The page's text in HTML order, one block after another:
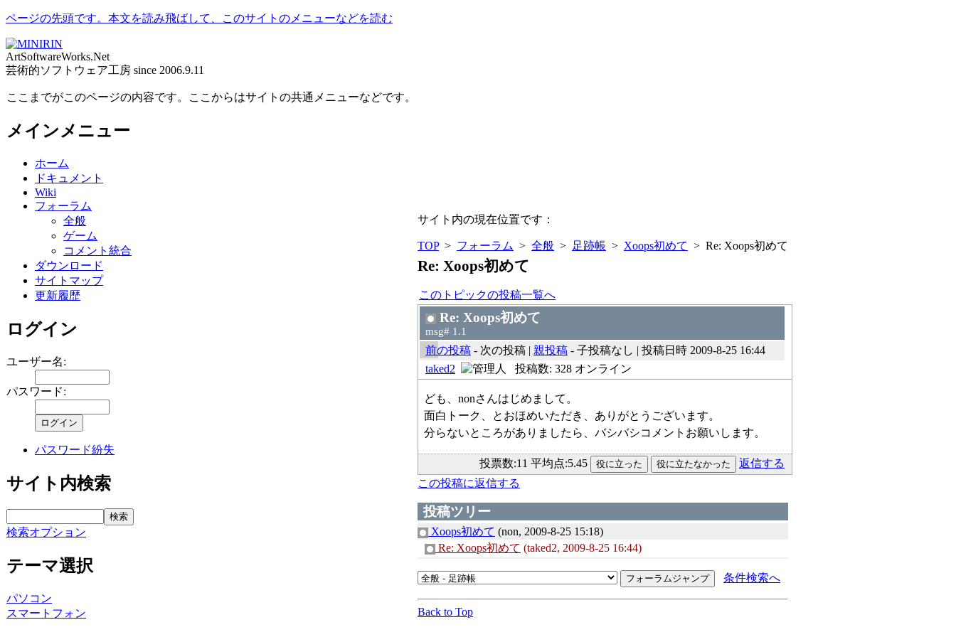
ページの先頭です。本文を読み飛ばして、このサイトのメニューなどを読む
ArtSoftwareWorks.Net
芸術的ソフトウェア工房 since 2006.9.11
ここまでがこのページの内容です。ここからはサイトの共通メニューなどです。
メインメニュー
ホーム
ドキュメント
Wiki
フォーラム
全般
ゲーム
コメント統合
ダウンロード
サイトマップ
更新履歴
ログイン
ユーザー名:
パスワード:
パスワード紛失
サイト内検索
検索オプション
テーマ選択
パソコン
スマートフォン
サイト内の現在位置です：
TOP> フォーラム > 全般 > 足跡帳 > Xoops初めて > Re: Xoops初めて
Re: Xoops初めて
このトピックの投稿一覧へ
Re: Xoops初めて
msg# 1.1
前の投稿 - 次の投稿 | 親投稿 - 子投稿なし | 投稿日時 2009-8-25 16:44
taked2
投稿数: 328 オンライン
ども、nonさんはじめまして。
面白トーク、とおほめいただき、ありがとうございます。
分らないところがありましたら、バシバシコメントお願いします。
投票数:11 平均点:5.45
返信する
この投稿に返信する
投稿ツリー
Xoops初めて (non, 2009-8-25 15:18)
Re: Xoops初めて (taked2, 2009-8-25 16:44)
条件検索へ
Back to Top